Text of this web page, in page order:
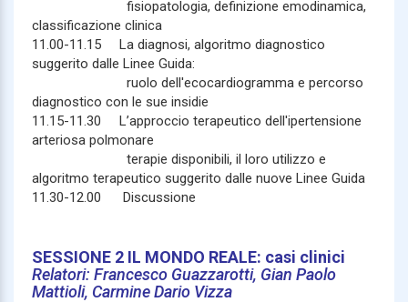
fisiopatologia, definizione emodinamica,
classificazione clinica
11.00-11.15 La diagnosi, algoritmo diagnostico
suggerito dalle Linee Guida:
ruolo dell'ecocardiogramma e percorso
diagnostico con le sue insidie
11.15-11.30 L’approccio terapeutico dell'ipertensione
arteriosa polmonare
terapie disponibili, il loro utilizzo e
algoritmo terapeutico suggerito dalle nuove Linee Guida
11.30-12.00 Discussione
SESSIONE 2 IL MONDO REALE: casi clinici
Relatori: Francesco Guazzarotti, Gian Paolo
Mattioli, Carmine Dario Vizza